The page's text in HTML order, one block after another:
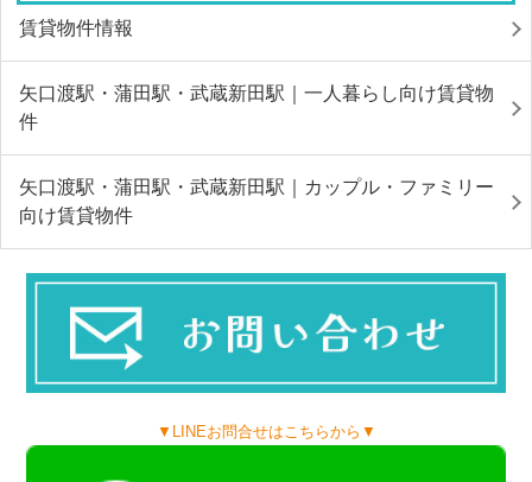
賃貸物件情報
矢口渡駅・蒲田駅・武蔵新田駅｜一人暮らし向け賃貸物
件
矢口渡駅・蒲田駅・武蔵新田駅｜カップル・ファミリー
向け賃貸物件
▼LINEお問合せはこちらから▼